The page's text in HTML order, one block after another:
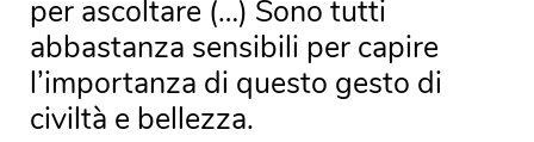
per ascoltare (…) Sono tutti
abbastanza sensibili per capire
l’importanza di questo gesto di
civiltà e bellezza.